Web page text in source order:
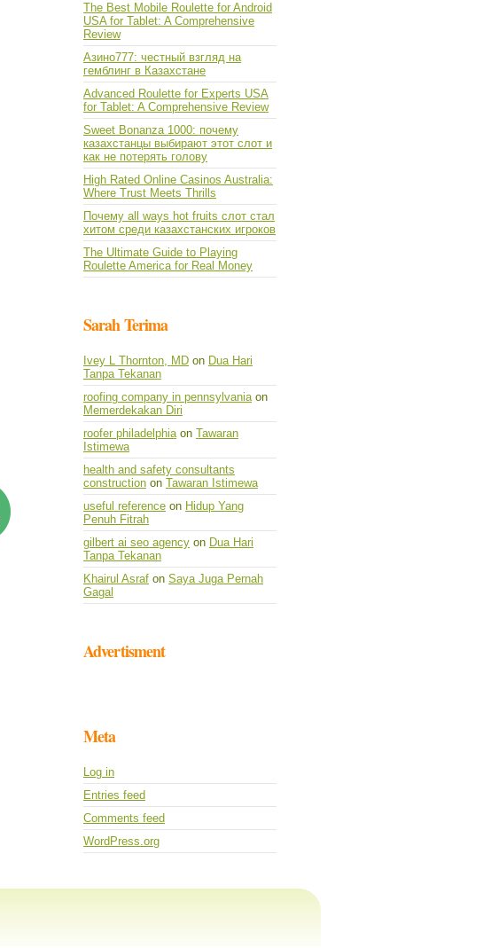
The Best Mobile Roulette for Android
USA for Tablet: A Comprehensive
Review
Азино777: честный взгляд на
гемблинг в Казахстане
Advanced Roulette for Experts USA
for Tablet: A Comprehensive Review
Sweet Bonanza 1000: почему
казахстанцы выбирают этот слот и
как не потерять голову
High Rated Online Casinos Australia:
Where Trust Meets Thrills
Почему all ways hot fruits слот стал
хитом среди казахстанских игроков
The Ultimate Guide to Playing
Roulette America for Real Money
Sarah Terima
Ivey L Thornton, MD on Dua Hari
Tanpa Tekanan
roofing company in pennsylvaniaon
Memerdekakan Diri
roofer philadelphiaon Tawaran
Istimewa
health and safety consultants
construction on Tawaran Istimewa
useful reference on Hidup Yang
Penuh Fitrah
gilbert ai seo agency on Dua Hari
Tanpa Tekanan
Khairul Asraf on Saya Juga Pernah
Gagal
Advertisment
Meta
Log in
Entries feed
Comments feed
WordPress.org